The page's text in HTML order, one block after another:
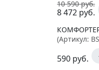
10 590руб.
8 472 руб.
(Артикул:
590 руб.